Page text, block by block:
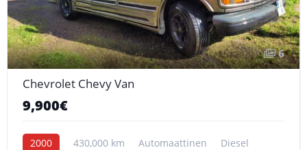
6
Chevrolet Chevy Van
9,900€
2000 430,000 km Automaattinen Diesel